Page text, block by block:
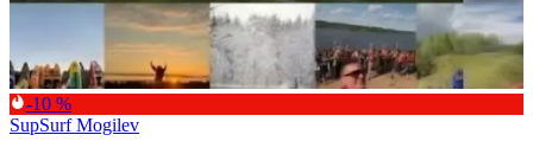
-10 %
SupSurf Mogilev